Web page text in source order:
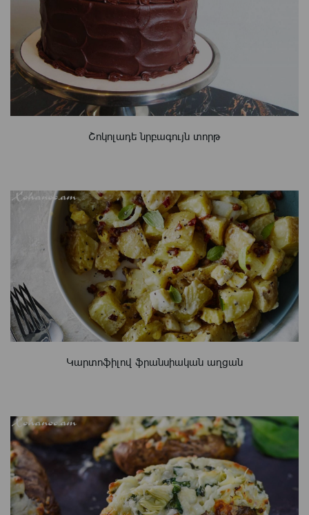
Շոկոլադե նրբագույն տորթ
Կարտոֆիլով ֆրանսիական աղցան